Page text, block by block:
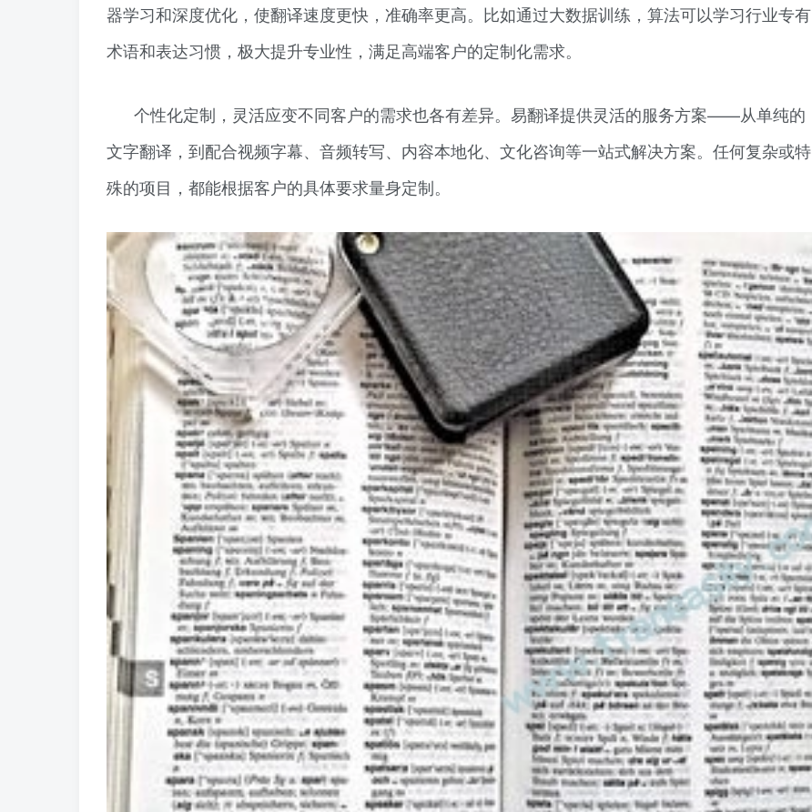
器学习和深度优化，使翻译速度更快，准确率更高。比如通过大数据训练，算法可以学习行业专有
术语和表达习惯，极大提升专业性，满足高端客户的定制化需求。
个性化定制，灵活应变不同客户的需求也各有差异。易翻译提供灵活的服务方案——从单纯的
文字翻译，到配合视频字幕、音频转写、内容本地化、文化咨询等一站式解决方案。任何复杂或特
殊的项目，都能根据客户的具体要求量身定制。